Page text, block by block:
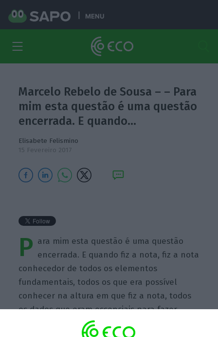
MENU
Marcelo Rebelo de Sousa – – Para
mim esta questão é uma questão
encerrada. E quando…
Elisabete Felismino
15 Fevereiro 2017
P ara mim esta questão é uma questão
encerrada. E quando fiz a nota, fiz a nota
conhecedor de todos os elementos
fundamentais, todos os que era possível
conhecer na altura em que fiz a nota, todos
os dados que eram essenciais para fazer